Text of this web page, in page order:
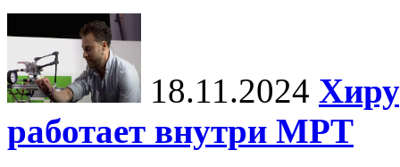
18.11.2024
работает внутри МРТ